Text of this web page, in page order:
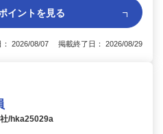
イントを見る
： 2026/08/07 掲載終了日： 2026/08/29
/hka25029a